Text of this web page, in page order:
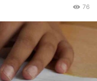
76